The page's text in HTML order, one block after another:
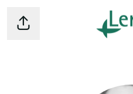
Dela sidan